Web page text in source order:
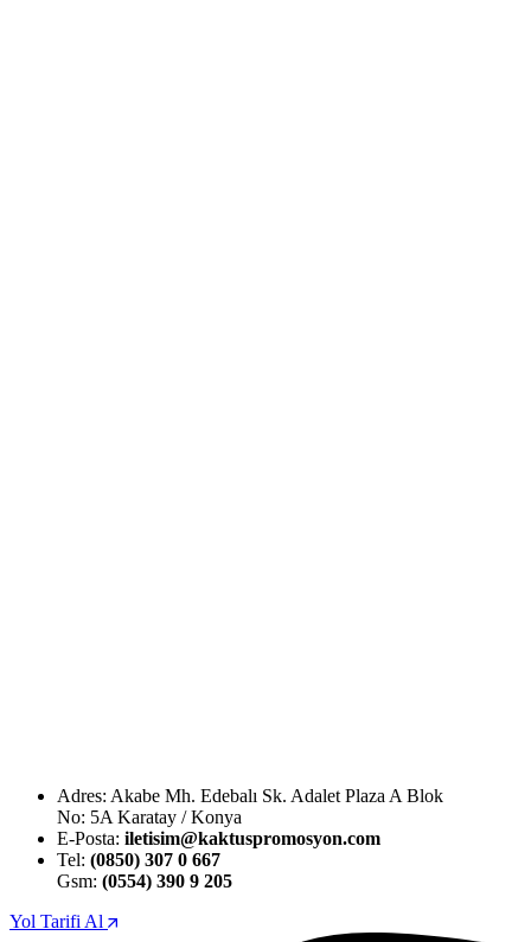
Adres: Akabe Mh. Edebalı Sk. Adalet Plaza A Blok
No: 5A Karatay / Konya
E-Posta: iletisim@kaktuspromosyon.com
Tel: (0850) 307 0 667
Gsm: (0554) 390 9 205
Yol Tarifi Al